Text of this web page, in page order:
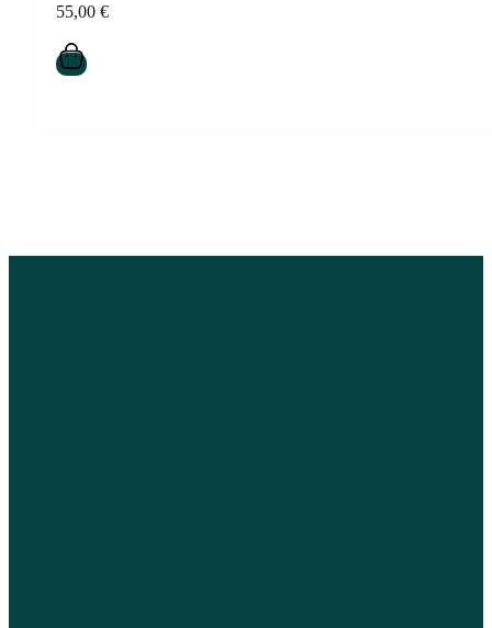
55,00 €